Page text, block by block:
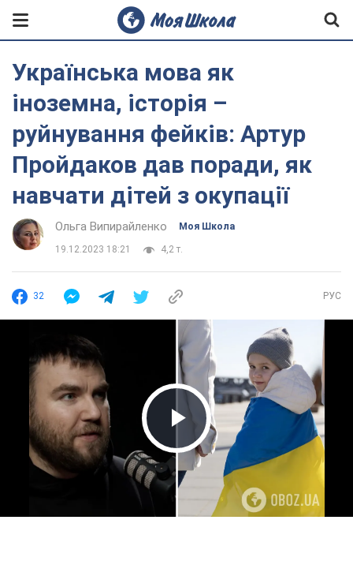
Українська мова як
іноземна, історія –
руйнування фейків: Артур
Пройдаков дав поради, як
навчати дітей з окупації
Ольга Випирайленко Моя Школа
19.12.2023 18:21 4,2 т.
32 РУС
Play Video